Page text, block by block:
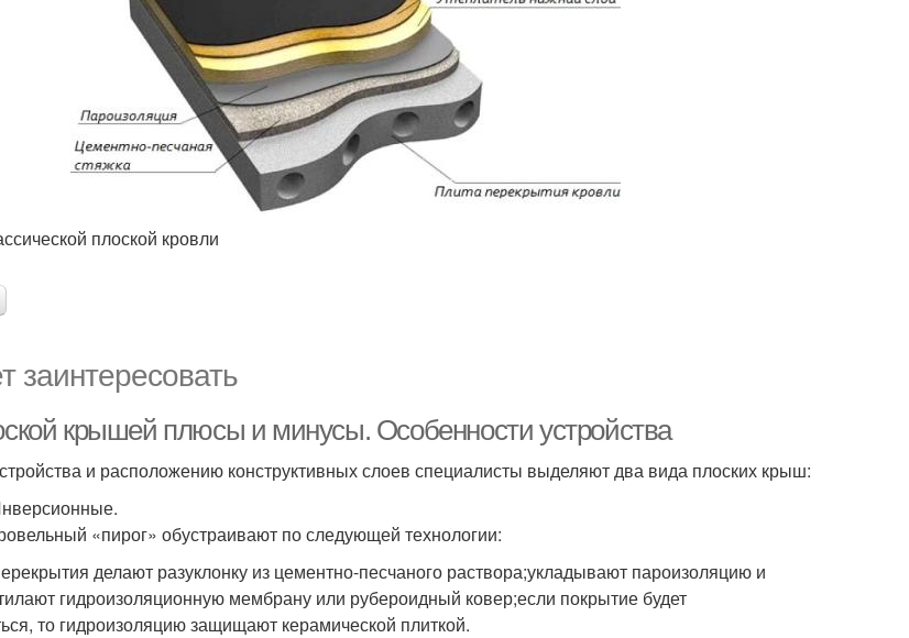
плоской кровли
заинтересовать
крышей плюсы и минусы. Особенности устройства
и расположению конструктивных слоев специалисты выделяют два вида плоских крыш:
«пирог» обустраивают по следующей технологии:
делают разуклонку из цементно-песчаного раствора;укладывают пароизоляцию и
гидроизоляционную мембрану или рубероидный ковер;если покрытие будет
то гидроизоляцию защищают керамической плиткой.